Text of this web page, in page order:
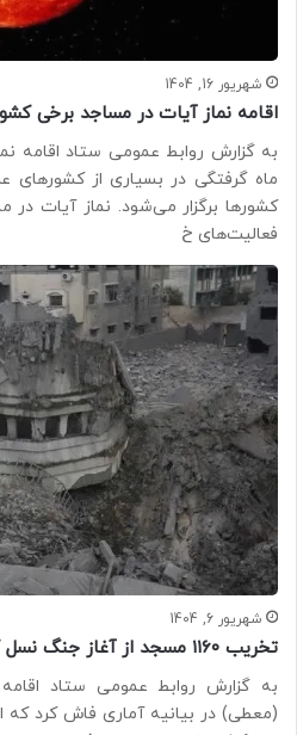
شهریور 16, 1404
اقامه نماز آیات در مساجد برخی
به گزارش روابط عمومی ستاد اقامه
ماه گرفتگی در بسیاری از کشورهای
کشورها برگزار می‌شود. نماز آیات در
فعالیت‌های خ
شهریور 6, 1404
تخریب ۱۱۶۰ مسجد از آغاز جنگ نسل کشی غزه
به گزارش روابط عمومی ستاد
(معطی) در بیانیه آماری فاش کرد که